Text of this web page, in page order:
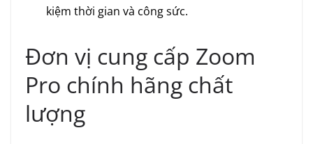
kiệm thời gian và công sức.
Đơn vị cung cấp Zoom
Pro chính hãng chất
lượng